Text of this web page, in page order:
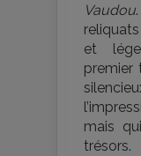
Vaudou
et
premier
mais